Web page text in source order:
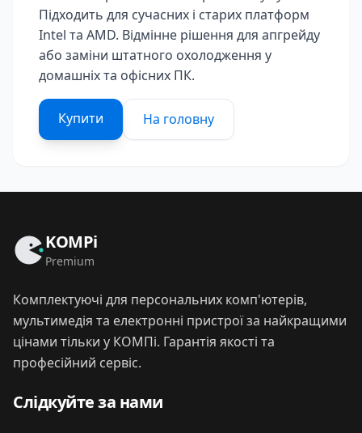
Підходить для сучасних і старих платформ
Intel та AMD. Відмінне рішення для апгрейду
або заміни штатного охолодження у
домашніх та офісних ПК.
Купити На головну
KOMPi
Premium
Комплектуючі для персональних комп'ютерів,
мультимедія та електронні пристрої за найкращими
цінами тільки у КОМПі. Гарантія якості та
професійний сервіс.
Слідкуйте за нами